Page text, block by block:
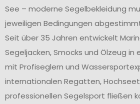
See – moderne Segelbekleidung
jeweiligen Bedingungen
Seit über 35 Jahren entwickelt
Segeljacken, Smocks und Ölzeug
mit Profiseglern und
internationalen Regatten,
professionellen Segelsport fließen